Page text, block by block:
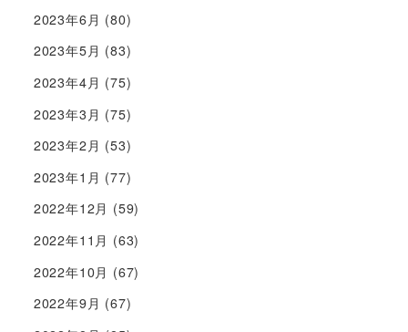
2023年6月 (80)
2023年5月 (83)
2023年4月 (75)
2023年3月 (75)
2023年2月 (53)
2023年1月 (77)
2022年12月 (59)
2022年11月 (63)
2022年10月 (67)
2022年9月 (67)